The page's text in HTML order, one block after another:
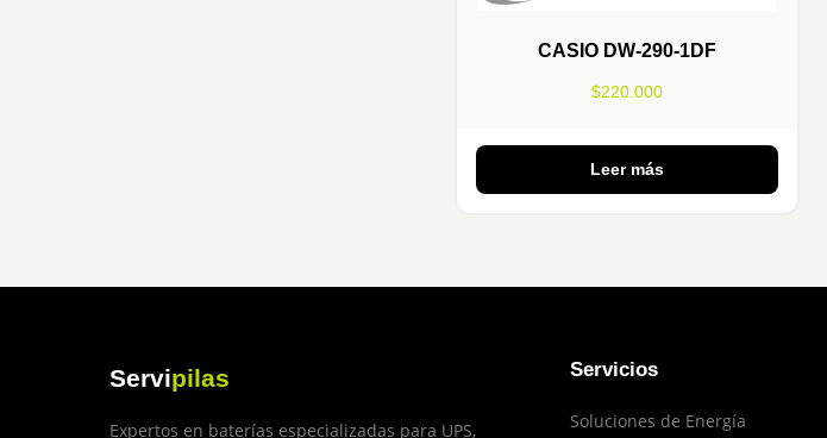
CASIO DW-290-1DF
$220.000
Leer más
Servipilas
Expertos en baterías especializadas para UPS,
Servicios
Soluciones de Energía